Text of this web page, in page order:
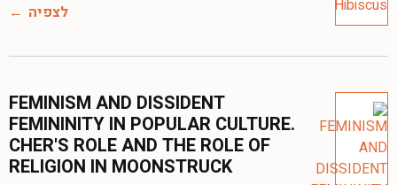
לצפיה
FEMINISM AND DISSIDENT
FEMININITY IN POPULAR CULTURE.
CHER'S ROLE AND THE ROLE OF
RELIGION IN MOONSTRUCK